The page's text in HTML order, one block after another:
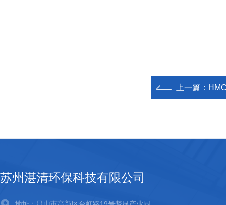
上一篇：
苏州湛清环保科技有限公司